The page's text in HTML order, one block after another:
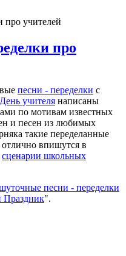
про учителей
про
песни - переделки с
учителя написаны
по мотивам известных
и песен из любимых
такие переделанные
впишутся в
сценарии школьных
песни - переделки
".